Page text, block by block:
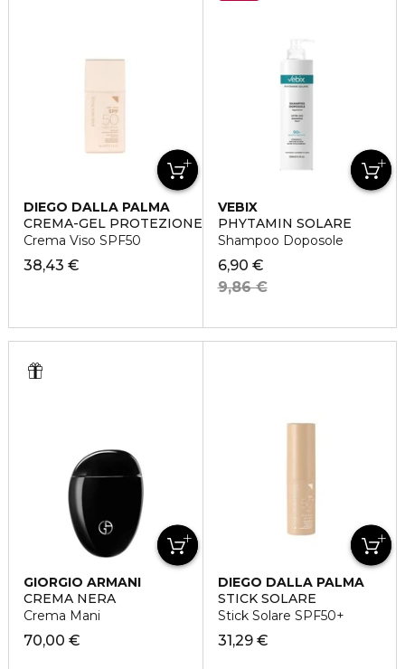
DIEGO DALLA PALMA
CREMA-GEL PROTEZIONE SOLARE GIORNALIERA
Crema Viso SPF50
38,43 €
VEBIX
PHYTAMIN SOLARE
Shampoo Doposole
6,90 €
9,86 €
GIORGIO ARMANI
CREMA NERA
Crema Mani
70,00 €
DIEGO DALLA PALMA
STICK SOLARE
Stick Solare SPF50+
31,29 €